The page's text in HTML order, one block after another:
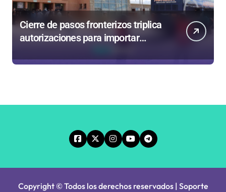
Cierre de pasos fronterizos triplica
autorizaciones para importar
Copyright © Todos los derechos reservados | Soporte